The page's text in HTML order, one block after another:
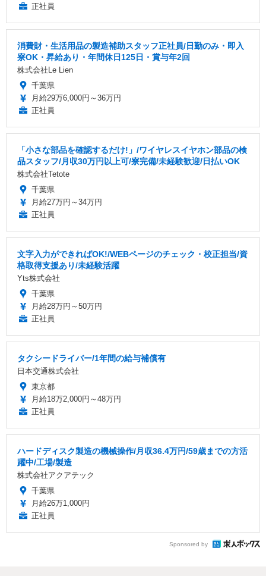
正社員
消費財・生活用品の製造補助スタッフ正社員/日勤のみ・即入
寮OK・昇給あり・年間休日125日・賞与年2回
株式会社Le Lien
千葉県
月給29万6,000円～36万円
正社員
「小さな部品を確認するだけ!」/ワイヤレスイヤホン部品の検
品スタッフ/月収30万円以上可/寮完備/未経験歓迎/日払いOK
株式会社Tetote
千葉県
月給27万円～34万円
正社員
文字入力ができればOK!/WEBページのチェック・校正担当/資
格取得支援あり/未経験活躍
Yts株式会社
千葉県
月給28万円～50万円
正社員
タクシードライバー/1年間の給与補償有
日本交通株式会社
東京都
月給18万2,000円～48万円
正社員
ハードディスク製造の機械操作/月収36.4万円/59歳までの方活
躍中/工場/製造
株式会社アクアテック
千葉県
月給26万1,000円
正社員
Sponsored by